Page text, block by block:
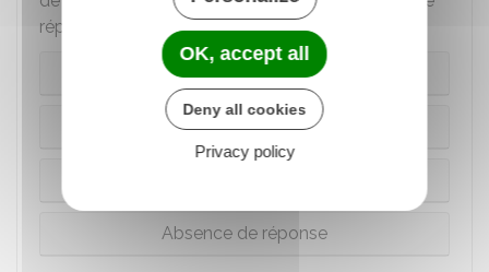
réponse :
Autorisation
Refus
Absence de réponse
OK, accept all
Deny all cookies
Privacy policy